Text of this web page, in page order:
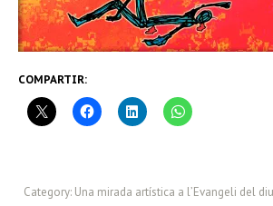
COMPARTIR:
Category: Una mirada artística a l’Evangeli del